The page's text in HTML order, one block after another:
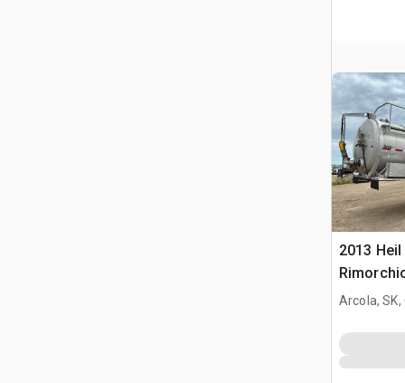
2013
Arcola, SK,